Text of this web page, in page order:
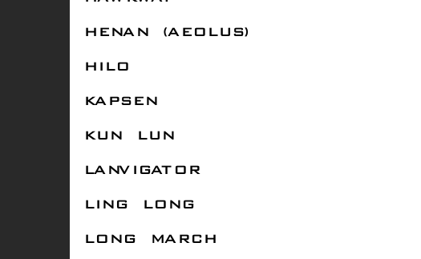
HENAN (AEOLUS)
HILO
KAPSEN
KUN LUN
LANVIGATOR
LING LONG
LONG MARCH